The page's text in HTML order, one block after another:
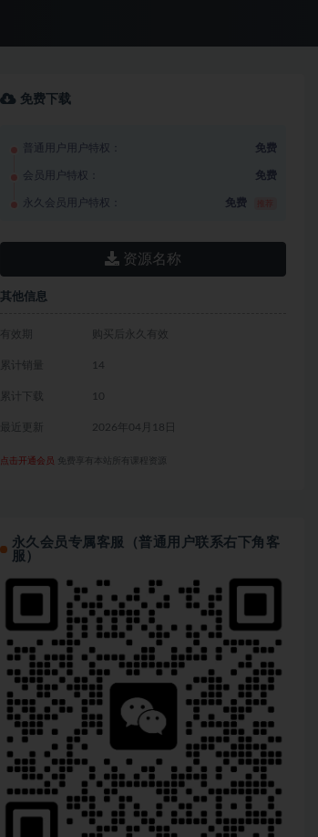
免费下载
普通用户用户特权： 免费
会员用户特权： 免费
永久会员用户特权： 免费
资源名称
其他信息
有效期 购买后永久有效
累计销量 14
累计下载 10
最近更新 2026年04月18日
点击开通会员 免费享有本站所有课程资源
永久会员专属客服（普通用户联系右下角客
服）